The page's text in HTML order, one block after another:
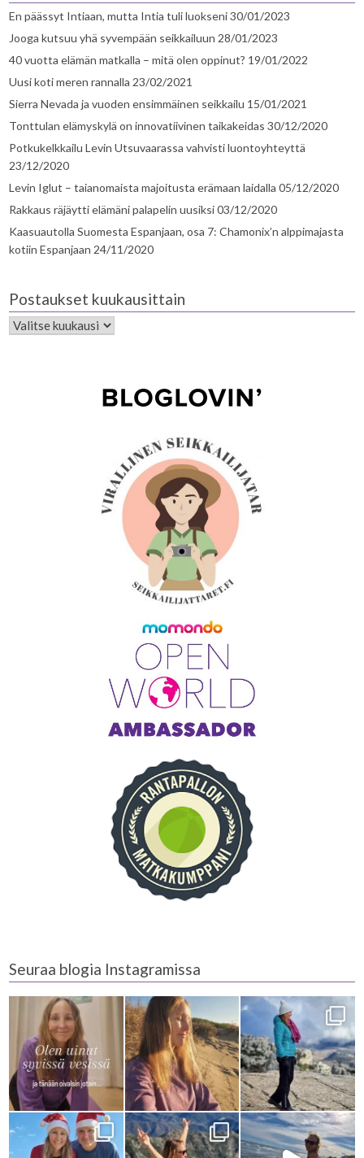
En päässyt Intiaan, mutta Intia tuli luokseni30/01/2023
Jooga kutsuu yhä syvempään seikkailuun 28/01/2023
40 vuotta elämän matkalla – mitä olen oppinut? 19/01/2022
Uusi koti meren rannalla 23/02/2021
Sierra Nevada ja vuoden ensimmäinen seikkailu 15/01/2021
Tonttulan elämyskylä on innovatiivinen taikakeidas 30/12/2020
Potkukelkkailu Levin Utsuvaarassa vahvisti luontoyhteyttä
23/12/2020
Levin Iglut – taianomaista majoitusta erämaan laidalla 05/12/2020
Rakkaus räjäytti elämäni palapelin uusiksi03/12/2020
Kaasuautolla Suomesta Espanjaan, osa 7: Chamonix’n alppimajasta
kotiin Espanjaan 24/11/2020
Postaukset kuukausittain
Seuraa blogia Instagramissa